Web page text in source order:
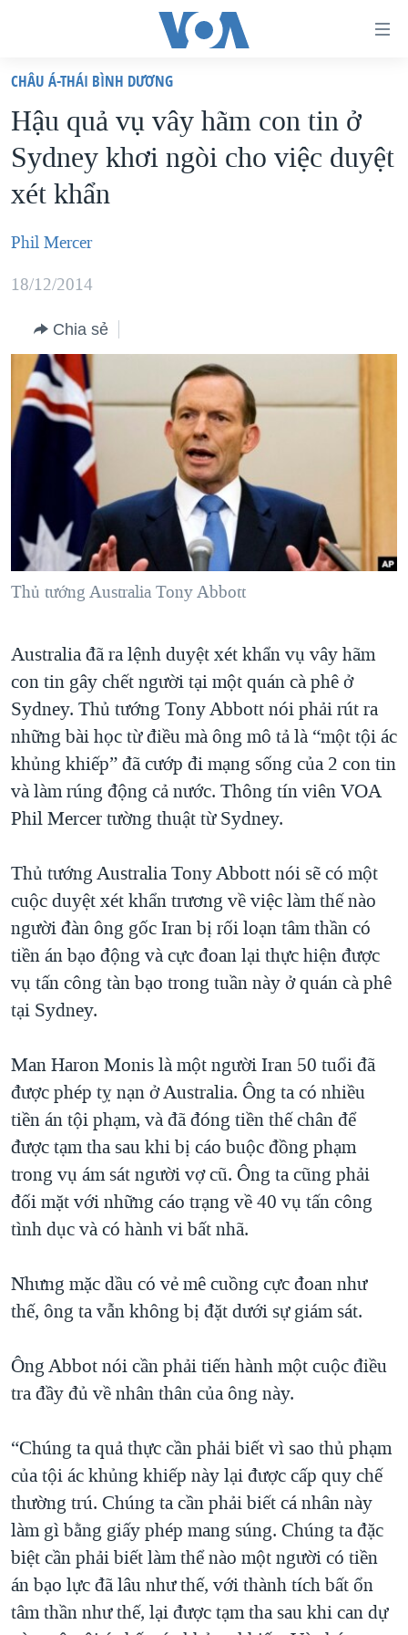
truy
cập
Tới
nội
chính
điều
hướng
chính
tới
"Tìm"
VIỆT NAM
HOA KỲ
BIỂN ĐÔNG
THẾ GIỚI
DIỄN ĐÀN
MỤC
TỰ DO BÁO CHÍ
VẠCH TRẦN TIN GIẢ
NGƯỜI VIỆT HẢI NGOẠI
ĐỜI SỐNG
KHOA HỌC
SỨC KHOẺ
VĂN HOÁ
GIÁO DỤC
CHUYÊN ĐỀ
CHIẾN TRANH THƯƠNG MẠI CỦA MỸ: QUÁ KHỨ VÀ HIỆN
TẠI
HÀNH TRÌNH BẦU CỬ 2024
MỘT NĂM CHIẾN TRANH TẠI DẢI GAZA
GIẢI MÃ VÀNH ĐAI & CON ĐƯỜNG
NGÀY TỊ NẠN THẾ GIỚI
CÁC GIÁ TRỊ CỘNG HÒA Ở VIỆT NAM
THƯỢNG ĐỈNH TRUMP-KIM TẠI VIỆT NAM
TRỊNH VĨNH BÌNH VS. CHÍNH PHỦ VIỆT NAM
NGƯ DÂN VIỆT VÀ LÀN SÓNG TRỘM HẢI SÂM
HỌC TIẾNG ANH
VIDEO
Ngôn ngữ khác
CHÂU Á-THÁI BÌNH DƯƠNG
Hậu quả vụ vây hãm con tin ở
Sydney khơi ngòi cho việc duyệt
xét khẩn
Phil Mercer
18/12/2014
Chia sẻ
Thủ tướng Australia Tony Abbott
Australia đã ra lệnh duyệt xét khẩn vụ vây hãm
con tin gây chết người tại một quán cà phê ở
Sydney. Thủ tướng Tony Abbott nói phải rút ra
những bài học từ điều mà ông mô tả là “một tội ác
khủng khiếp” đã cướp đi mạng sống của 2 con tin
và làm rúng động cả nước. Thông tín viên VOA
Phil Mercer tường thuật từ Sydney.
Thủ tướng Australia Tony Abbott nói sẽ có một
cuộc duyệt xét khẩn trương về việc làm thế nào
người đàn ông gốc Iran bị rối loạn tâm thần có
tiền án bạo động và cực đoan lại thực hiện được
vụ tấn công tàn bạo trong tuần này ở quán cà phê
tại Sydney.
Man Haron Monis là một người Iran 50 tuổi đã
được phép tỵ nạn ở Australia. Ông ta có nhiều
tiền án tội phạm, và đã đóng tiền thế chân để
được tạm tha sau khi bị cáo buộc đồng phạm
trong vụ ám sát người vợ cũ. Ông ta cũng phải
đối mặt với những cáo trạng về 40 vụ tấn công
tình dục và có hành vi bất nhã.
Nhưng mặc dầu có vẻ mê cuồng cực đoan như
thế, ông ta vẫn không bị đặt dưới sự giám sát.
Ông Abbot nói cần phải tiến hành một cuộc điều
tra đầy đủ về nhân thân của ông này.
“Chúng ta quả thực cần phải biết vì sao thủ phạm
của tội ác khủng khiếp này lại được cấp quy chế
thường trú. Chúng ta cần phải biết cá nhân này
làm gì bằng giấy phép mang súng. Chúng ta đặc
biệt cần phải biết làm thể nào một người có tiền
án bạo lực đã lâu như thế, với thành tích bất ổn
tâm thần như thế, lại được tạm tha sau khi can dự